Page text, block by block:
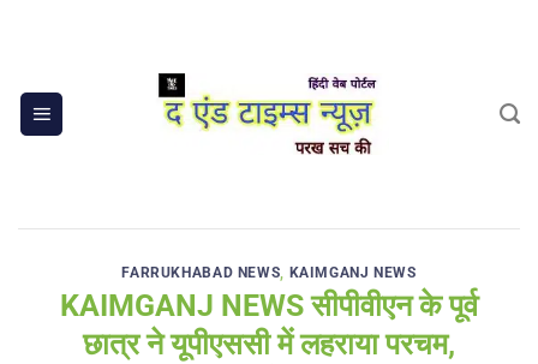
FARRUKHABAD NEWS, KAIMGANJ NEWS
KAIMGANJ NEWS सीपीवीएन के पूर्व
छात्र ने यूपीएससी में लहराया परचम,